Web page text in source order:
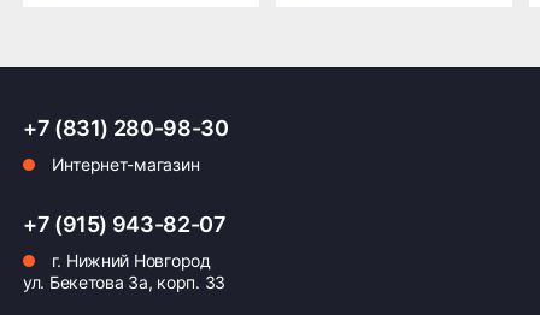
Оплата заказа
Возможна картой, наличными при получении,
формирование счёта для Юр.Лица
+7 (831) 280-98-30
Интернет-магазин
+7 (915) 943-82-07
г. Нижний Новгород
ул. Бекетова 3а, корп. 33